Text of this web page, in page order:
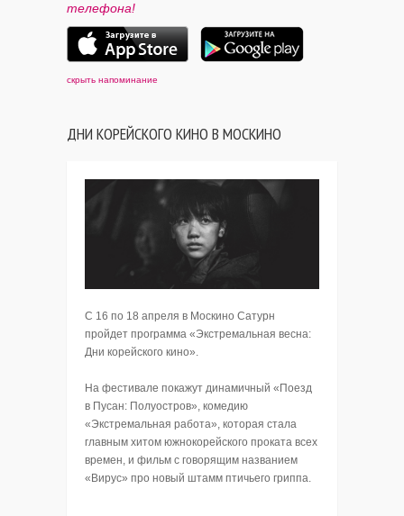
ПАРТНЕРАМ
КОНТАКТЫ
телефона!
скрыть напоминание
ДНИ КОРЕЙСКОГО КИНО В МОСКИНО
С 16 по 18 апреля в Москино Сатурн
пройдет программа «Экстремальная весна:
Дни корейского кино».
На фестивале покажут динамичный «Поезд
в Пусан: Полуостров», комедию
«Экстремальная работа», которая стала
главным хитом южнокорейского проката всех
времен, и фильм с говорящим названием
«Вирус» про новый штамм птичьего гриппа.